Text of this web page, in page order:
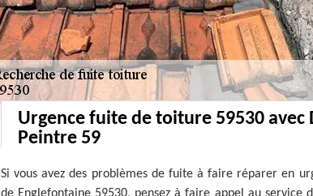
Urgence fuite de toiture 59530 avec
Peintre 59
Si vous avez des problèmes de fuite à faire réparer en